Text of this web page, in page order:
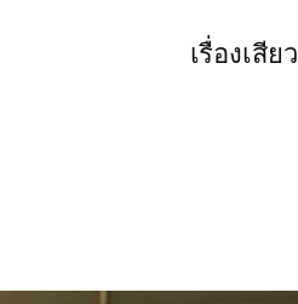
เรื่องเสียว